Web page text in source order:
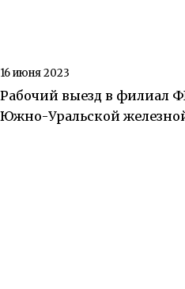
16 июня 2023
Рабочий выезд в филиал
Южно-Уральской